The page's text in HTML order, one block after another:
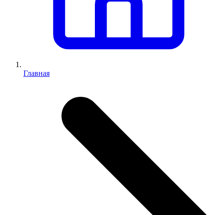
Главная